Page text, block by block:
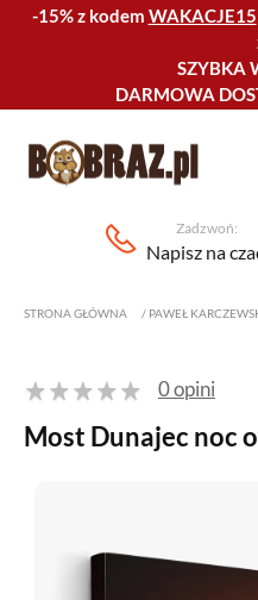
-15% z kodem WAKACJE15
SZYBKA
DARMOWA
Zadzwoń:
Napisz na
STRONA GŁÓWNA / PAWEŁ
0 opini
Most Dunajec noc